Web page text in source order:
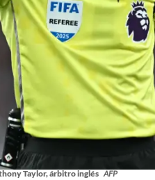
Taylor, árbitro inglés AFP